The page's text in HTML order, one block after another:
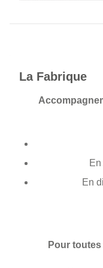
La Fabrique
En
Pour